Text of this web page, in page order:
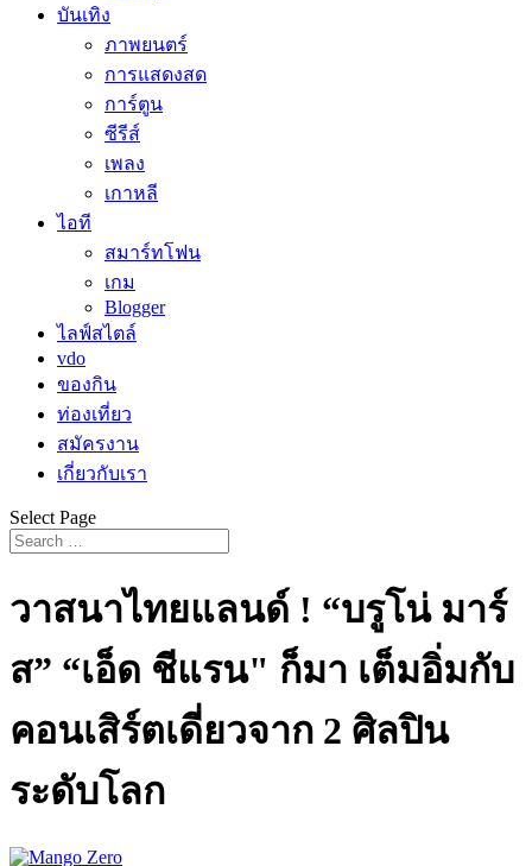
บันเทิง
ภาพยนตร์
การแสดงสด
การ์ตูน
ซีรีส์
เพลง
เกาหลี
ไอที
สมาร์ทโฟน
เกม
Blogger
ไลฟ์สไตล์
vdo
ของกิน
ท่องเที่ยว
สมัครงาน
เกี่ยวกับเรา
Select Page
วาสนาไทยแลนด์ ! “บรูโน่ มาร์
ส” “เอ็ด ชีแรน" ก็มา เต็มอิ่มกับ
คอนเสิร์ตเดี่ยวจาก 2 ศิลปิน
ระดับโลก